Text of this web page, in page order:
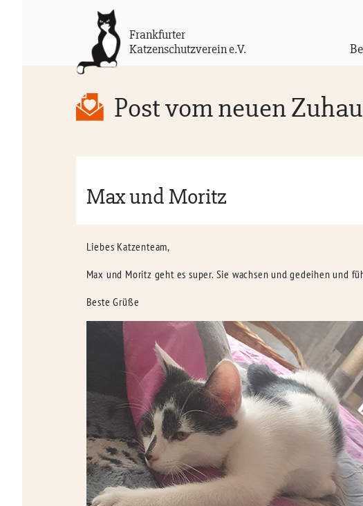
Frankfurter
Katzenschutzverein e.V.
Post vom neuen
Max und Moritz
Liebes Katzenteam,
Max und Moritz geht es super. Sie wachsen und gedeihen und
Beste Grüße